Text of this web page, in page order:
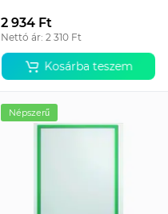
2 934 Ft
Nettó ár: 2 310 Ft
Kosárba teszem
Népszerű